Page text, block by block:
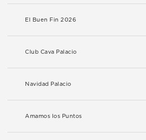
El Buen Fin 2026
Club Cava Palacio
Navidad Palacio
Amamos los Puntos